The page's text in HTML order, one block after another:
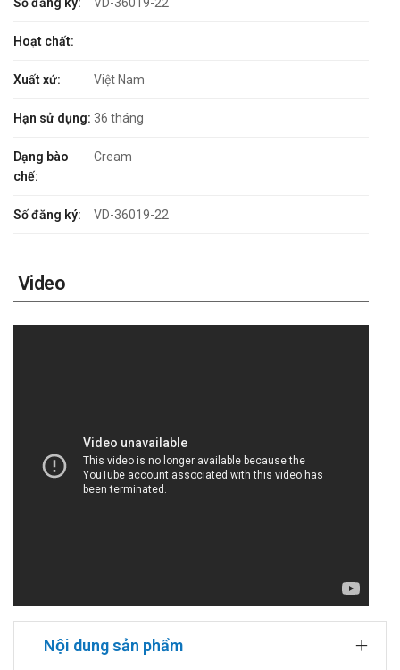
Số đăng ký: VD-36019-22
Hoạt chất:
Xuất xứ: Việt Nam
Hạn sử dụng: 36 tháng
Dạng bào
chế:
Cream
Số đăng ký: VD-36019-22
Video
Nội dung sản phẩm